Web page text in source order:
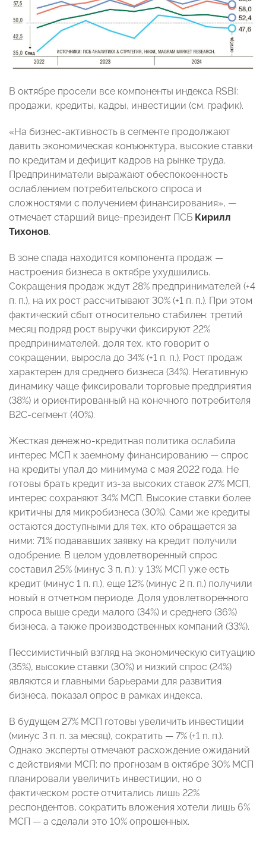
В октябре просели все компоненты индекса RSBI:
продажи, кредиты, кадры, инвестиции (см. график).
«На бизнес-активность в сегменте продолжают
давить экономическая конъюнктура, высокие ставки
по кредитам и дефицит кадров на рынке труда.
Предприниматели выражают обеспокоенность
ослаблением потребительского спроса и
сложностями с получением финансирования», —
отмечает старший вице-президент ПСБ Кирилл
Тихонов.
В зоне спада находится компонента продаж —
настроения бизнеса в октябре ухудшились.
Сокращения продаж ждут 28% предпринимателей (+4
п. п.), на их рост рассчитывают 30% (+1 п. п.). При этом
фактический сбыт относительно стабилен: третий
месяц подряд рост выручки фиксируют 22%
предпринимателей, доля тех, кто говорит о
сокращении, выросла до 34% (+1 п. п.). Рост продаж
характерен для среднего бизнеса (34%). Негативную
динамику чаще фиксировали торговые предприятия
(38%) и ориентированный на конечного потребителя
В2С-сегмент (40%).
Жесткая денежно-кредитная политика ослабила
интерес МСП к заемному финансированию — спрос
на кредиты упал до минимума с мая 2022 года. Не
готовы брать кредит из-за высоких ставок 27% МСП,
интерес сохраняют 34% МСП. Высокие ставки более
критичны для микробизнеса (30%). Сами же кредиты
остаются доступными для тех, кто обращается за
ними: 71% подававших заявку на кредит получили
одобрение. В целом удовлетворенный спрос
составил 25% (минус 3 п. п.): у 13% МСП уже есть
кредит (минус 1 п. п.), еще 12% (минус 2 п. п.) получили
новый в отчетном периоде. Доля удовлетворенного
спроса выше среди малого (34%) и среднего (36%)
бизнеса, а также производственных компаний (33%).
Пессимистичный взгляд на экономическую ситуацию
(35%), высокие ставки (30%) и низкий спрос (24%)
являются и главными барьерами для развития
бизнеса, показал опрос в рамках индекса.
В будущем 27% МСП готовы увеличить инвестиции
(минус 3 п. п. за месяц), сократить — 7% (+1 п. п.).
Однако эксперты отмечают расхождение ожиданий
с действиями МСП: по прогнозам в октябре 30% МСП
планировали увеличить инвестиции, но о
фактическом росте отчитались лишь 22%
респондентов, сократить вложения хотели лишь 6%
МСП — а сделали это 10% опрошенных.